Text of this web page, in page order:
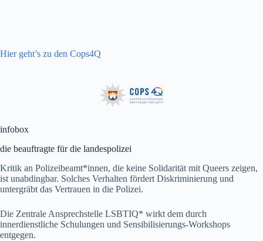
Hier geht’s zu den Cops4Q
infobox
die beauftragte für die landespolizei
Kritik an Polizeibeamt*innen, die keine Solidarität mit Queers zeigen,
ist unabdingbar. Solches Verhalten fördert Diskriminierung und
untergräbt das Vertrauen in die Polizei.
Die Zentrale Ansprechstelle LSBTIQ* wirkt dem durch
innerdienstliche Schulungen und Sensibilisierungs-Workshops
entgegen.